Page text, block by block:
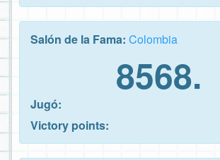
Salón de la Fama: Colombia
8568.
Jugó:
Victory points: